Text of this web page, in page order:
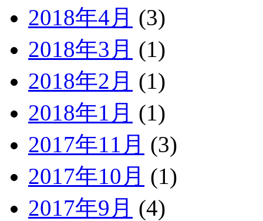
2018年4月 (3)
2018年3月 (1)
2018年2月 (1)
2018年1月 (1)
2017年11月 (3)
2017年10月 (1)
2017年9月 (4)